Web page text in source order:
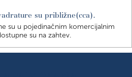
su približne(cca).
su u pojedinačnim komercijalnim
su na zahtev.